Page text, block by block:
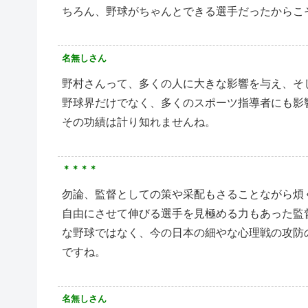
ちろん、野球がちゃんとできる選手だったからこ
名無しさん
野村さんって、多くの人に大きな影響を与え、
野球界だけでなく、多くのスポーツ指導者にも
その功績は計り知れませんね。
＊＊＊＊
勿論、監督としての策や采配もさることながら
自由にさせて伸びる選手を見極める力もあった
な野球ではなく、今の日本の細やな心理戦の攻
ですね。
名無しさん